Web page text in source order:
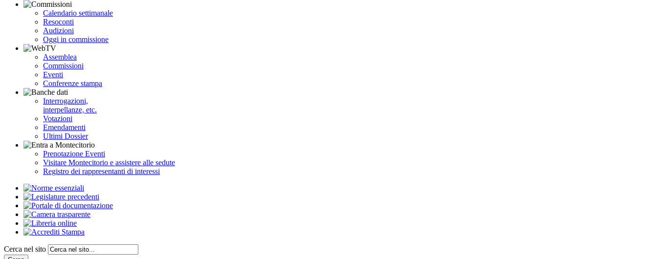
Calendario settimanale
Resoconti
Audizioni
Oggi in commissione
Assemblea
Commissioni
Eventi
Conferenze stampa
Interrogazioni,
interpellanze, etc.
Votazioni
Emendamenti
Ultimi Dossier
Prenotazione Eventi
Visitare Montecitorio e assistere alle sedute
Registro dei rappresentanti di interessi
Cerca nel sito